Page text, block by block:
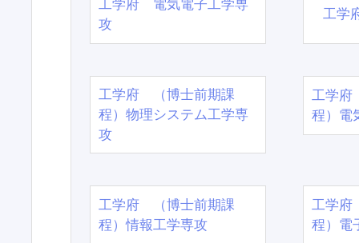
工学府 電気電子工学専
攻
工学
工学府 （博士前期課
程）物理システム工学専
攻
工学
程）電
工学府 （博士前期課
程）情報工学専攻
工学
程）電